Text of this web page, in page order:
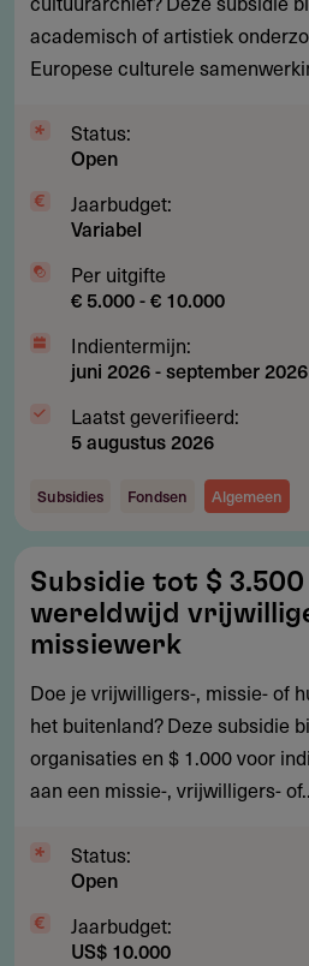
naar
Europese
academisch of artistiek
Europese culturele
Status:
Open
Jaarbudget:
Variabel
Per uitgifte
€ 5.000 - € 10.000
Indientermijn:
juni 2026-september 2026
Laatst geverifieerd:
5 augustus 2026
Subsidies Fondsen Algemeen
tot
$
3.500
voor
wereldwijd
vrijwilligers-
en
Subsidie tot $
wereldwijd
missiewerk
Doe je vrijwilligers-, missie- of
het buitenland? Deze subsidie
organisaties en $ 1.000 voor
aan een missie-, vrijwilligers-
Status:
Open
Jaarbudget:
US$ 10.000